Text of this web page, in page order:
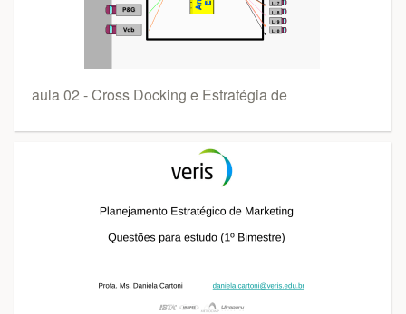
aula 02 - Cross Docking e Estratégia de